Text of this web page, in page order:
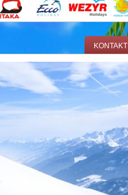
KONTAKT